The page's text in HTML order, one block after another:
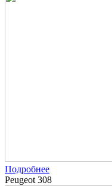
Подробнее
Peugeot 308